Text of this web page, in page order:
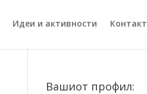
Идеи и активности Контакт
Вашиот профил: